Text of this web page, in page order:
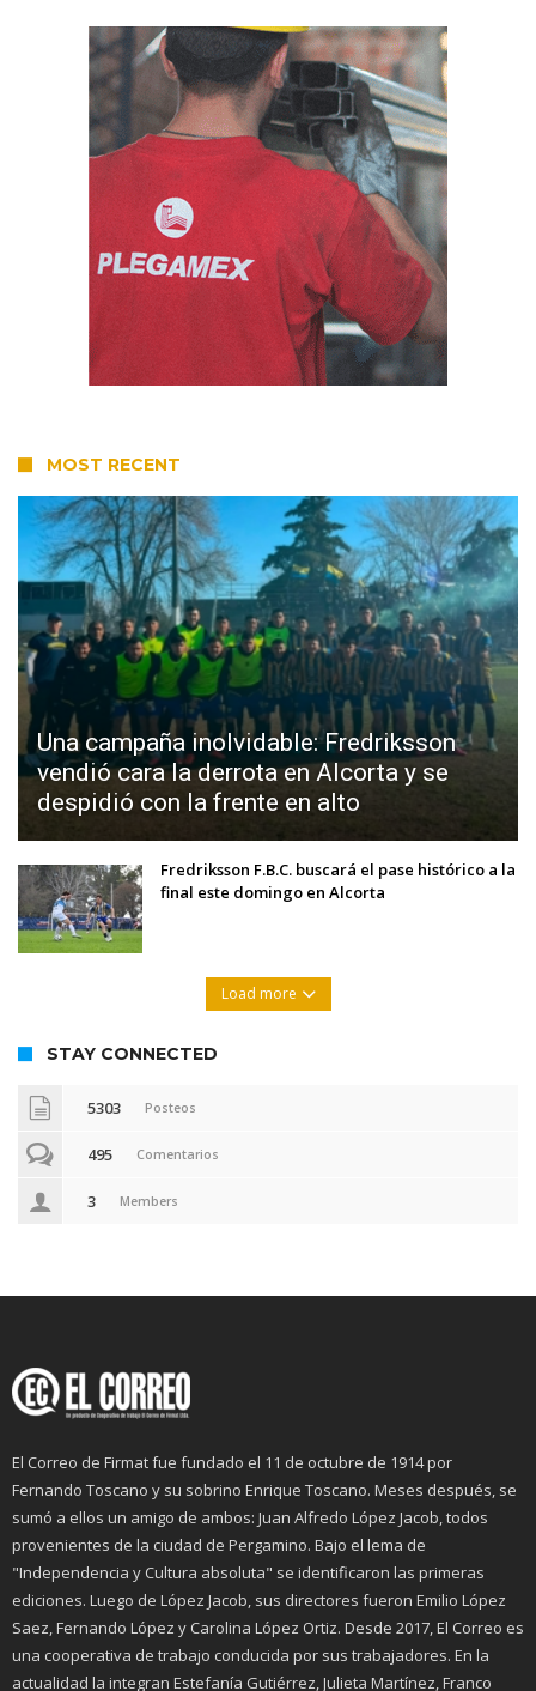
MOST RECENT
Una campaña inolvidable: Fredriksson
vendió cara la derrota en Alcorta y se
despidió con la frente en alto
Fredriksson F.B.C. buscará el pase histórico a la
final este domingo en Alcorta
Load more
STAY CONNECTED
5303 Posteos
495 Comentarios
3 Members
El Correo de Firmat fue fundado el 11 de octubre de 1914 por
Fernando Toscano y su sobrino Enrique Toscano. Meses después, se
sumó a ellos un amigo de ambos: Juan Alfredo López Jacob, todos
provenientes de la ciudad de Pergamino. Bajo el lema de
"Independencia y Cultura absoluta" se identificaron las primeras
ediciones. Luego de López Jacob, sus directores fueron Emilio López
Saez, Fernando López y Carolina López Ortiz. Desde 2017, El Correo es
una cooperativa de trabajo conducida por sus trabajadores. En la
actualidad la integran Estefanía Gutiérrez, Julieta Martínez, Franco